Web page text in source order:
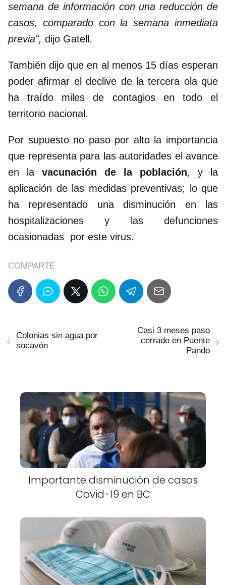
semana de información con una reducción de
casos, comparado con la semana inmediata
previa", dijo Gatell.
También dijo que en al menos 15 días esperan
poder afirmar el declive de la tercera ola que
ha traído miles de contagios en todo el
territorio nacional.
Por supuesto no paso por alto la importancia
que representa para las autoridades el avance
en la vacunación de la población, y la
aplicación de las medidas preventivas; lo que
ha representado una disminución en las
hospitalizaciones y las defunciones
ocasionadas por este virus.
COMPARTE
Colonias sin agua por
socavón
Casi 3 meses paso
cerrado en Puente
Pando
Importante disminución de casos
Covid-19 en BC